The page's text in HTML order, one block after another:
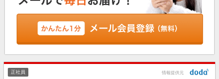
正社員 情報提供元